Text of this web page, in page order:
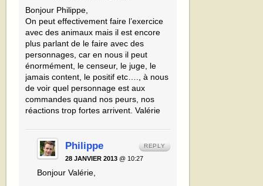
Bonjour Philippe,
On peut effectivement faire l’exercice
avec des animaux mais il est encore
plus parlant de le faire avec des
personnages, car en nous il peut
énormément, le censeur, le juge, le
jamais content, le positif etc…., à nous
de voir quel personnage est aux
commandes quand nos peurs, nos
réactions trop fortes arrivent. Valérie
Philippe
28 JANVIER 2013 @ 10:27
Bonjour Valérie,
REPLY